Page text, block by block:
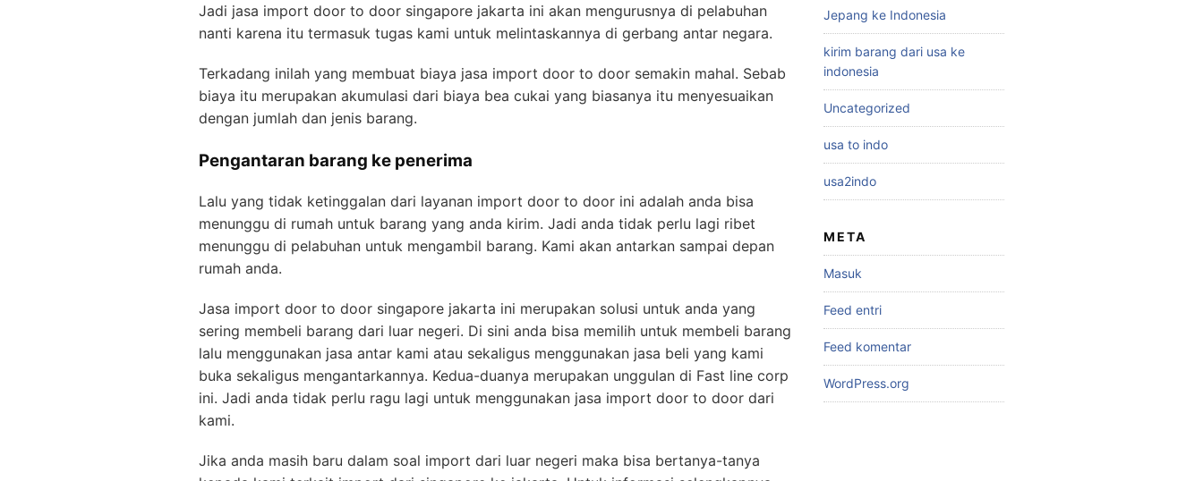
Jadi jasa import door to door singapore jakarta ini akan mengurusnya di pelabuhan
nanti karena itu termasuk tugas kami untuk melintaskannya di gerbang antar negara.
Terkadang inilah yang membuat biaya jasa import door to door semakin mahal. Sebab
biaya itu merupakan akumulasi dari biaya bea cukai yang biasanya itu menyesuaikan
dengan jumlah dan jenis barang.
Pengantaran barang ke penerima
Lalu yang tidak ketinggalan dari layanan import door to door ini adalah anda bisa
menunggu di rumah untuk barang yang anda kirim. Jadi anda tidak perlu lagi ribet
menunggu di pelabuhan untuk mengambil barang. Kami akan antarkan sampai depan
rumah anda.
Jasa import door to door singapore jakarta ini merupakan solusi untuk anda yang
sering membeli barang dari luar negeri. Di sini anda bisa memilih untuk membeli barang
lalu menggunakan jasa antar kami atau sekaligus menggunakan jasa beli yang kami
buka sekaligus mengantarkannya. Kedua-duanya merupakan unggulan di Fast line corp
ini. Jadi anda tidak perlu ragu lagi untuk menggunakan jasa import door to door dari
kami.
Jika anda masih baru dalam soal import dari luar negeri maka bisa bertanya-tanya
Jepang ke Indonesia
kirim barang dari usa ke
indonesia
Uncategorized
usa to indo
usa2indo
META
Masuk
Feed entri
Feed komentar
WordPress.org